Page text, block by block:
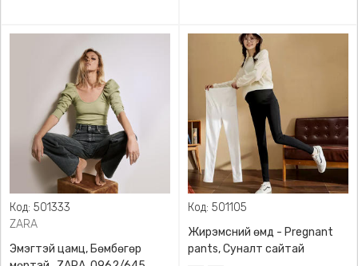
Код: 501333
ZARA
Эмэгтэй цамц, Бөмбөгөр
Код: 501105
Жирэмсний өмд - Pregnant
pants, Суналт сайтай